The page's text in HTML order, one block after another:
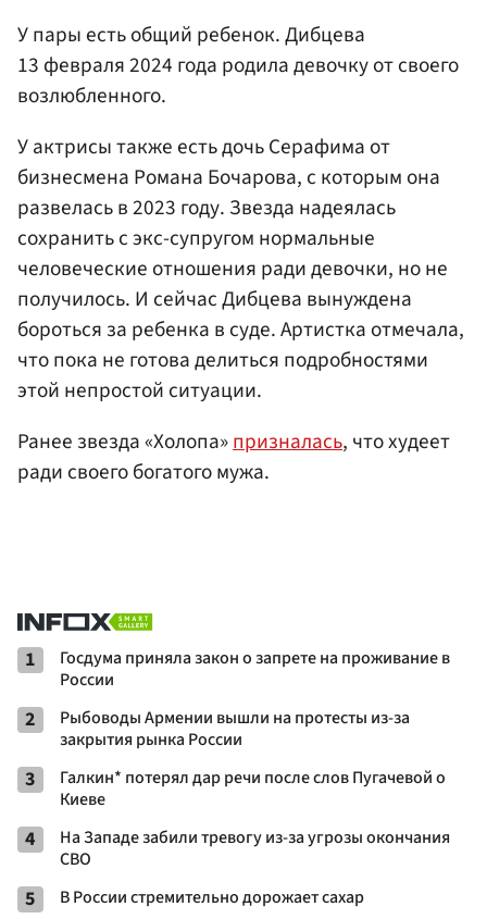
У пары есть общий ребенок. Дибцева
13 февраля 2024 года родила девочку от своего
возлюбленного.
У актрисы также есть дочь Серафима от
бизнесмена Романа Бочарова, с которым она
развелась в 2023 году. Звезда надеялась
сохранить с экс-супругом нормальные
человеческие отношения ради девочки, но не
получилось. И сейчас Дибцева вынуждена
бороться за ребенка в суде. Артистка отмечала,
что пока не готова делиться подробностями
этой непростой ситуации.
Ранее звезда «Холопа»призналась, что худеет
ради своего богатого мужа.
1
Госдума приняла закон о запрете на проживание в
России
2
Рыбоводы Армении вышли на протесты из-за
закрытия рынка России
3
Галкин* потерял дар речи после слов Пугачевой о
Киеве
4
На Западе забили тревогу из-за угрозы окончания
СВО
5 В России стремительно дорожает сахар